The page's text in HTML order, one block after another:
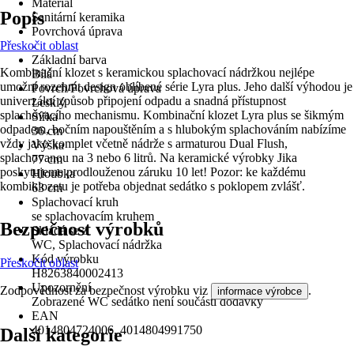
Materiál
Sanitární keramika
Povrchová úprava
-
Základní barva
Bílá
Povrch/Povrchová úprava
Lesklý
Šířka
36 cm
Výška
77 cm
Hloubka
63 cm
Splachovací kruh
se splachovacím kruhem
Skládá se z
WC, Splachovací nádržka
Kód výrobku
H8263840002413
Upozornění
Zobrazené WC sedátko není součástí dodávky
EAN
4014804724006, 4014804991750
Popis
Přeskočit oblast
Kombinační klozet s keramickou splachovací nádržkou nejlépe
umožní rozehrát design oblíbené série Lyra plus. Jeho další výhodou je
univerzální způsob připojení odpadu a snadná přístupnost
splachovacího mechanismu. Kombinační klozet Lyra plus se šikmým
odpadem, bočním napouštěním a s hlubokým splachováním nabízíme
vždy jako komplet včetně nádrže s armaturou Dual Flush,
splachovanou na 3 nebo 6 litrů. Na keramické výrobky Jika
poskytujeme prodlouženou záruku 10 let! Pozor: ke každému
kombiklozetu je potřeba objednat sedátko s poklopem zvlášť.
Bezpečnost výrobků
Přeskočit oblast
Zodpovědnost za bezpečnost výrobku viz informace výrobce .
Další kategorie